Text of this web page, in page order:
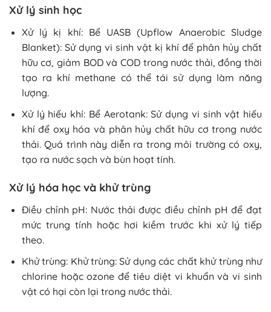
Xử lý sinh học
Xử lý kị khí: Bể UASB (Upflow Anaerobic Sludge
Blanket): Sử dụng vi sinh vật kị khí để phân hủy chất
hữu cơ, giảm BOD và COD trong nước thải, đồng thời
tạo ra khí methane có thể tái sử dụng làm năng
lượng.
Xử lý hiếu khí: Bể Aerotank: Sử dụng vi sinh vật hiếu
khí để oxy hóa và phân hủy chất hữu cơ trong nước
thải. Quá trình này diễn ra trong môi trường có oxy,
tạo ra nước sạch và bùn hoạt tính.
Xử lý hóa học và khử trùng
Điều chỉnh pH: Nước thải được điều chỉnh pH để đạt
mức trung tính hoặc hơi kiềm trước khi xử lý tiếp
theo.
Khử trùng: Khử trùng: Sử dụng các chất khử trùng như
chlorine hoặc ozone để tiêu diệt vi khuẩn và vi sinh
vật có hại còn lại trong nước thải.